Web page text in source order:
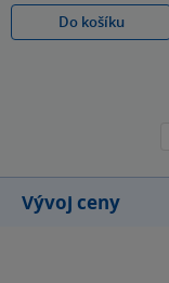
Do košíku
Vývoj ceny